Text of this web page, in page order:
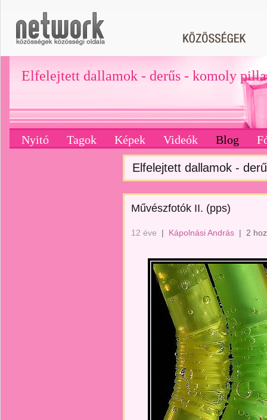
Elfelejtett dallamok - derűs - komoly
Nyitó Tagok Képek Videók Blog
Elfelejtett dallamok -
Művészfotók II. (pps)
12 éve | Kápolnási András | 2